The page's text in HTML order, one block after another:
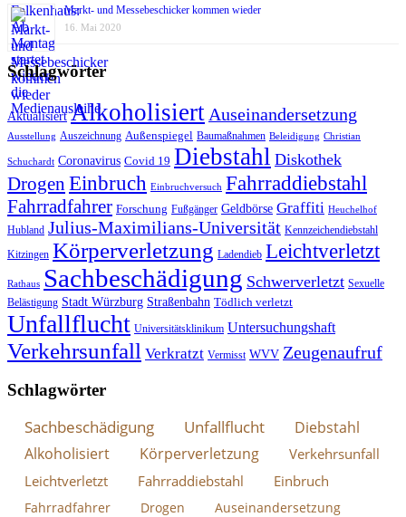
Markt- und Messebeschicker kommen wieder
16. Mai 2020
Schlagwörter
Aktualisiert Alkoholisiert Auseinandersetzung
Ausstellung Auszeichnung Außenspiegel Baumaßnahmen Beleidigung Christian
Schuchardt Coronavirus Covid 19 Diebstahl Diskothek
Drogen Einbruch Einbruchversuch Fahrraddiebstahl
Fahrradfahrer Forschung Fußgänger Geldbörse Graffiti Heuchelhof
Hubland Julius-Maximilians-Universität Kennzeichendiebstahl
Kitzingen Körperverletzung Ladendieb Leichtverletzt
Rathaus Sachbeschädigung Schwerverletzt Sexuelle
Belästigung Stadt Würzburg Straßenbahn Tödlich verletzt
Unfallflucht Universitätsklinikum Untersuchungshaft
Verkehrsunfall Verkratzt Vermisst WVV Zeugenaufruf
Schlagwörter
Sachbeschädigung Unfallflucht
Diebstahl
Alkoholisiert
Körperverletzung Verkehrsunfall
Leichtverletzt Fahrraddiebstahl Einbruch
Fahrradfahrer Drogen
Auseinandersetzung